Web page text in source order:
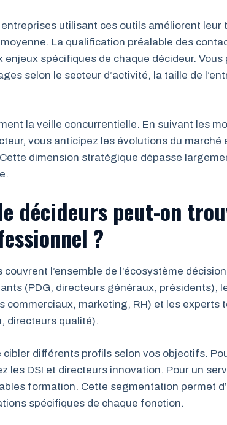
utilisant ces outils améliorent leur
La qualification préalable des
enjeux spécifiques de chaque décideur. Vous
selon le secteur d’activité, la taille de
la veille concurrentielle. En suivant les
vous anticipez les évolutions du marché
dimension stratégique dépasse
décideurs peut-on
?
l’ensemble de l’écosystème
(PDG, directeurs généraux, présidents),
commerciaux, marketing, RH) et les experts
directeurs qualité).
cibler différents profils selon vos objectifs.
les DSI et directeurs innovation. Pour un
formation. Cette segmentation permet
spécifiques de chaque fonction.